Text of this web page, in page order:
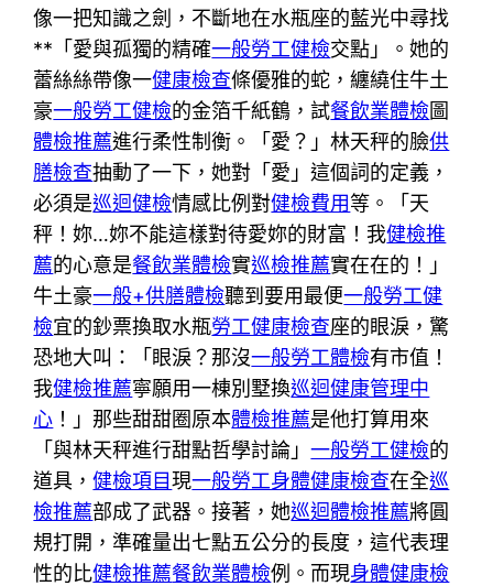
像一把知識之劍，不斷地在水瓶座的藍光中尋找
**「愛與孤獨的精確一般勞工健檢交點」。她的
蕾絲絲帶像一健康檢查條優雅的蛇，纏繞住牛土
豪一般勞工健檢的金箔千紙鶴，試餐飲業體檢圖
體檢推薦進行柔性制衡。「愛？」林天秤的臉供
膳檢查抽動了一下，她對「愛」這個詞的定義，
必須是巡迴健檢情感比例對健檢費用等。「天
秤！妳…妳不能這樣對待愛妳的財富！我健檢推
薦的心意是餐飲業體檢實巡檢推薦實在在的！」
牛土豪一般+供膳體檢聽到要用最便一般勞工健
檢宜的鈔票換取水瓶勞工健康檢查座的眼淚，驚
恐地大叫：「眼淚？那沒一般勞工體檢有市值！
我健檢推薦寧願用一棟別墅換巡迴健康管理中
心 ！」那些甜甜圈原本體檢推薦是他打算用來
「與林天秤進行甜點哲學討論」一般勞工健檢的
道具，健檢項目現一般勞工身體健康檢查在全巡
檢推薦部成了武器。接著，她巡迴體檢推薦將圓
規打開，準確量出七點五公分的長度，這代表理
性的比健檢推薦餐飲業體檢例。而現身體健康檢